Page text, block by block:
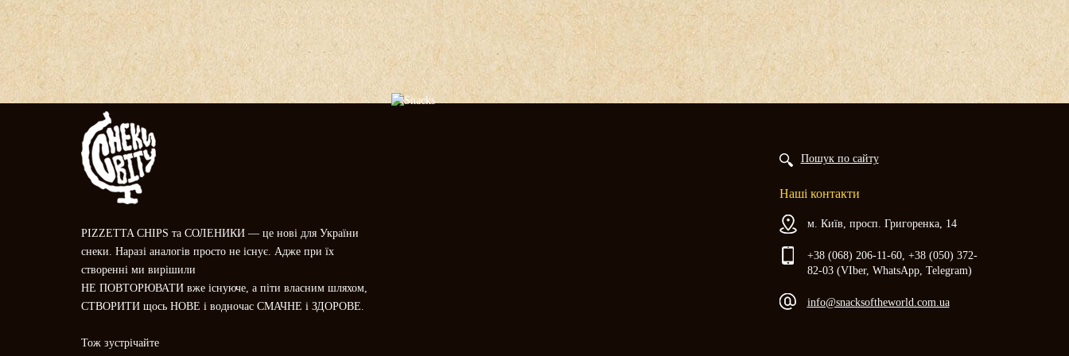
PIZZETTA CHIPS та СОЛЕНИКИ — це нові для України
снеки. Наразі аналогів просто не існує. Адже при їх
створенні ми вирішили
НЕ ПОВТОРЮВАТИ вже існуюче, а піти власним шляхом,
СТВОРИТИ щось НОВЕ і водночас СМАЧНЕ і ЗДОРОВЕ.
Тож зустрічайте
Пошук по сайту
Наші контакти
м. Київ, просп. Григоренка, 14
+38 (068) 206-11-60, +38 (050) 372-
82-03 (VIber, WhatsApp, Telegram)
info@snacksoftheworld.com.ua